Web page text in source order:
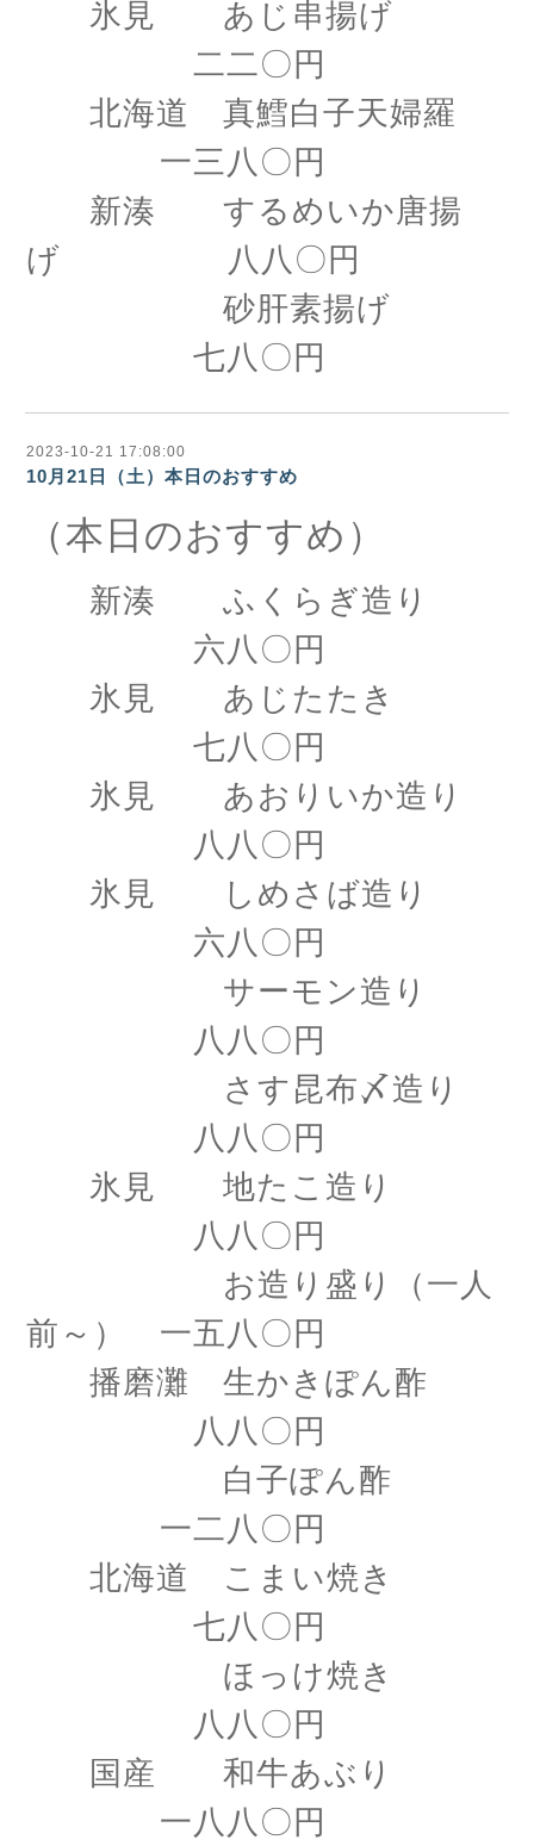
氷見 あじ串揚げ
二二〇円
北海道 真鱈白子天婦羅
一三八〇円
新湊 するめいか唐揚
げ 八八〇円
砂肝素揚げ
七八〇円
2023-10-21 17:08:00
10月21日（土）本日のおすすめ
（本日のおすすめ）
新湊 ふくらぎ造り
六八〇円
氷見 あじたたき
七八〇円
氷見 あおりいか造り
八八〇円
氷見 しめさば造り
六八〇円
サーモン造り
八八〇円
さす昆布〆造り
八八〇円
氷見 地たこ造り
八八〇円
お造り盛り（一人
前～） 一五八〇円
播磨灘 生かきぽん酢
八八〇円
白子ぽん酢
一二八〇円
北海道 こまい焼き
七八〇円
ほっけ焼き
八八〇円
国産 和牛あぶり
一八八〇円